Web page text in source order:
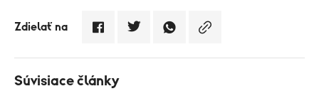
Zdielať na
Súvisiace články